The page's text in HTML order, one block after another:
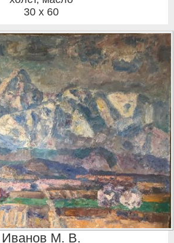
30 x 60
Иванов М. В.